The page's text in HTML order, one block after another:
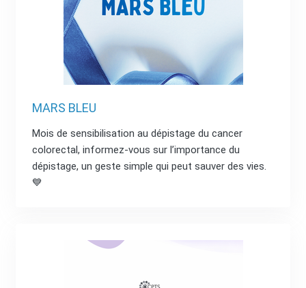
MARS BLEU
Mois de sensibilisation au dépistage du cancer
colorectal, informez-vous sur l’importance du
dépistage, un geste simple qui peut sauver des vies.
💙